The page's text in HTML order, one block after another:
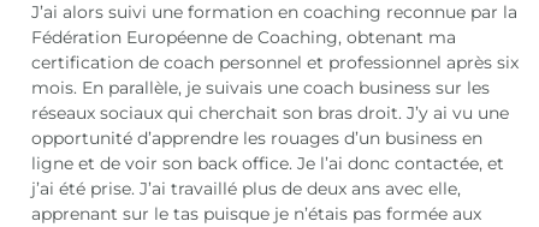
J’ai alors suivi une formation en coaching reconnue par la
Fédération Européenne de Coaching, obtenant ma
certification de coach personnel et professionnel après six
mois. En parallèle, je suivais une coach business sur les
réseaux sociaux qui cherchait son bras droit. J’y ai vu une
opportunité d’apprendre les rouages d’un business en
ligne et de voir son back office. Je l’ai donc contactée, et
j’ai été prise. J’ai travaillé plus de deux ans avec elle,
apprenant sur le tas puisque je n’étais pas formée aux